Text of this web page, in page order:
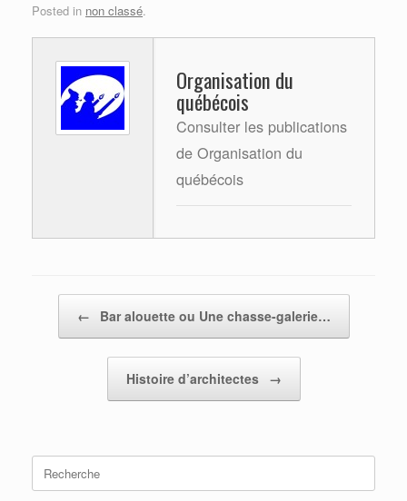
Posted in non classé.
Organisation du
québécois
Consulter les publications
de Organisation du
québécois
← Bar alouette ou Une chasse-galerie…
Histoire d’architectes →
Search
for: